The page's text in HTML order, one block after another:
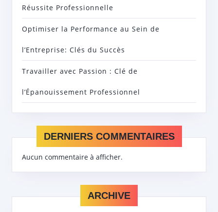
Réussite Professionnelle
Optimiser la Performance au Sein de
l’Entreprise: Clés du Succès
Travailler avec Passion : Clé de
l’Épanouissement Professionnel
DERNIERS COMMENTAIRES
Aucun commentaire à afficher.
ARCHIVE